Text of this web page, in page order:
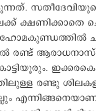
ക്ഷണിക്കാതെ
രണ്ട്
രണ്ടു